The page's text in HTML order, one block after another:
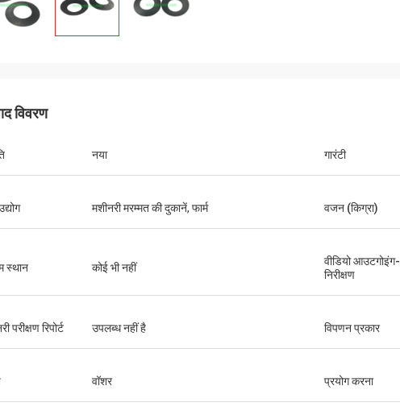
विवरण
नया गारंटी
मशीनरी मरम्मत की दुकानें, फार्म वजन (किग्रा)
स्थान कोई भी नहीं
वीडियो आउटगोइंग-
निरीक्षण
परीक्षण रिपोर्ट उपलब्ध नहीं है विपणन प्रकार
वॉशर प्रयोग करना